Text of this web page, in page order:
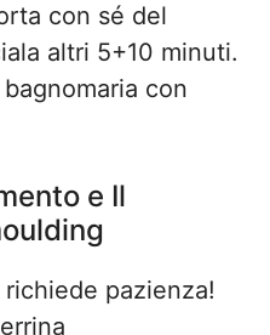
con sé del
altri 5+10 minuti.
con
e Il
pazienza!